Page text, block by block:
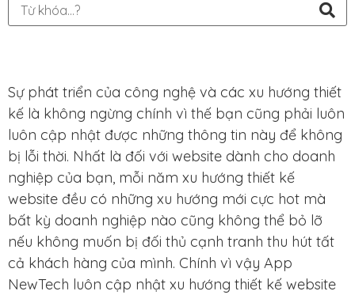
Sự phát triển của công nghệ và các xu hướng thiết
kế là không ngừng chính vì thế bạn cũng phải luôn
luôn cập nhật được những thông tin này để không
bị lỗi thời. Nhất là đối với website dành cho doanh
nghiệp của bạn, mỗi năm xu hướng thiết kế
website đều có những xu hướng mới cực hot mà
bất kỳ doanh nghiệp nào cũng không thể bỏ lỡ
nếu không muốn bị đối thủ cạnh tranh thu hút tất
cả khách hàng của mình. Chính vì vậy App
NewTech luôn cập nhật xu hướng thiết kế website